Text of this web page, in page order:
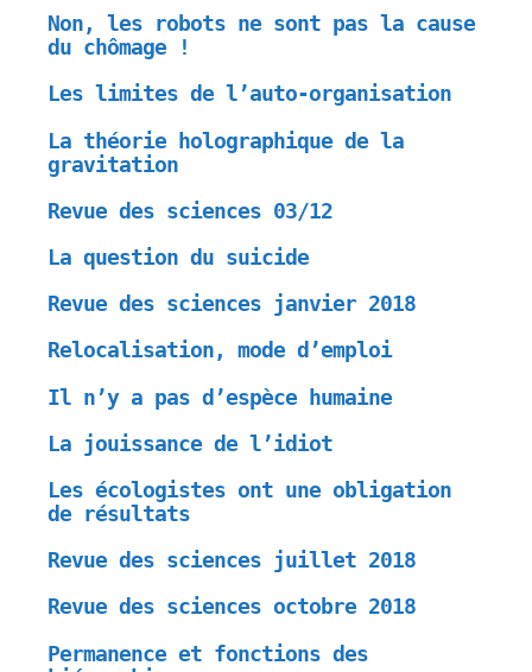
Non, les robots ne sont pas la cause
du chômage !
Les limites de l’auto-organisation
La théorie holographique de la
gravitation
Revue des sciences 03/12
La question du suicide
Revue des sciences janvier 2018
Relocalisation, mode d’emploi
Il n’y a pas d’espèce humaine
La jouissance de l’idiot
Les écologistes ont une obligation
de résultats
Revue des sciences juillet 2018
Revue des sciences octobre 2018
Permanence et fonctions des